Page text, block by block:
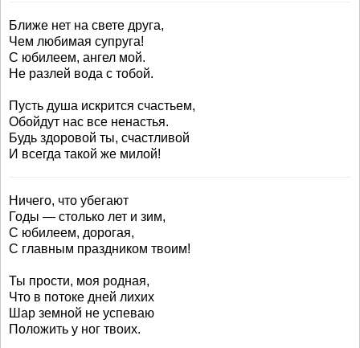
Ближе нет на свете друга,
Чем любимая супруга!
С юбилеем, ангел мой.
Не разлей вода с тобой.
Пусть душа искрится счастьем,
Обойдут нас все ненастья.
Будь здоровой ты, счастливой
И всегда такой же милой!
Ничего, что убегают
Годы — столько лет и зим,
С юбилеем, дорогая,
С главным праздником твоим!
Ты прости, моя родная,
Что в потоке дней лихих
Шар земной не успеваю
Положить у ног твоих.